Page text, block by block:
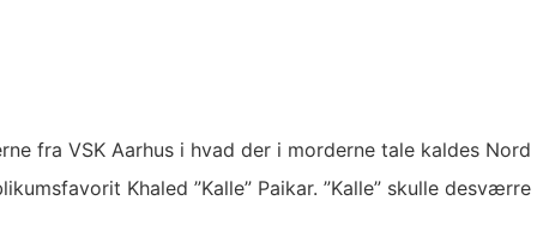
fra VSK Aarhus i hvad der i morderne tale kaldes Nord
Khaled ”Kalle” Paikar. ”Kalle” skulle desværre